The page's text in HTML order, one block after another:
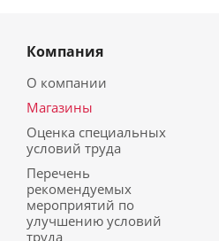
Компания
О компании
Магазины
Оценка специальных
условий труда
Перечень
рекомендуемых
мероприятий по
улучшению условий
труда